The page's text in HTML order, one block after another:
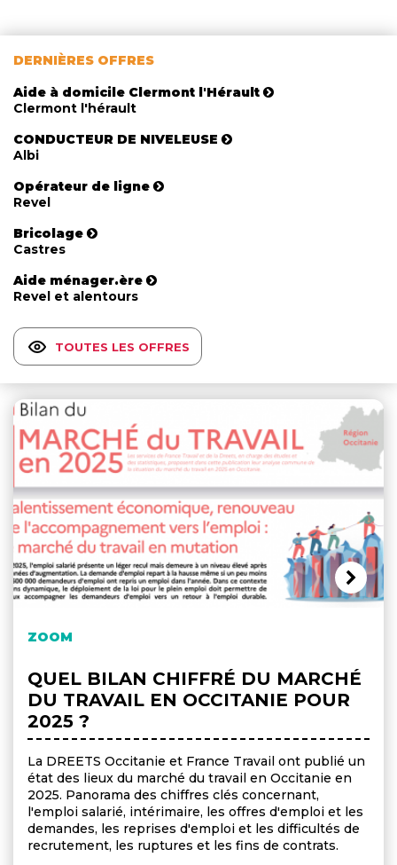
DERNIÈRES OFFRES
Aide à domicile Clermont l'Hérault
Clermont l'hérault
CONDUCTEUR DE NIVELEUSE
Albi
Opérateur de ligne
Revel
Bricolage
Castres
Aide ménager.ère
Revel et alentours
TOUTES LES OFFRES
ZOOM
QUEL BILAN CHIFFRÉ DU MARCHÉ
DU TRAVAIL EN OCCITANIE POUR
2025 ?
La DREETS Occitanie et France Travail ont publié un
état des lieux du marché du travail en Occitanie en
2025. Panorama des chiffres clés concernant,
l'emploi salarié, intérimaire, les offres d'emploi et les
demandes, les reprises d'emploi et les difficultés de
recrutement, les ruptures et les fins de contrats.